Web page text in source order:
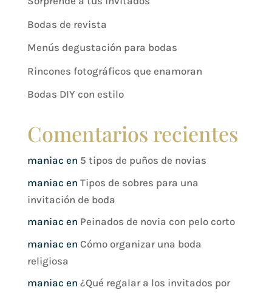
Bodas de revista
Menús degustación para bodas
Rincones fotográficos que enamoran
Bodas DIY con estilo
Comentarios recientes
maniac en 5 tipos de puños de novias
maniac en Tipos de sobres para una
invitación de boda
maniac en Peinados de novia con pelo corto
maniac en Cómo organizar una boda
religiosa
maniac en ¿Qué regalar a los invitados por